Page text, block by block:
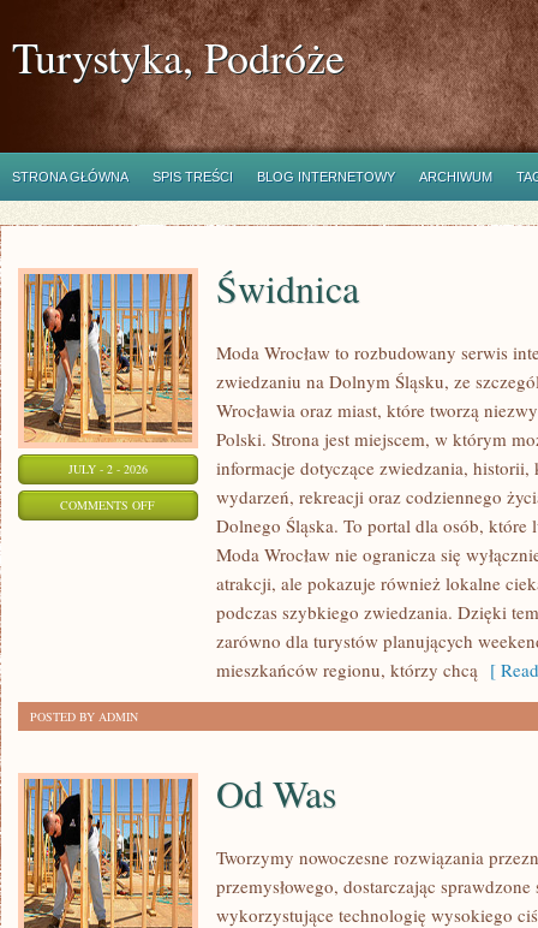
Turystyka, Podróże
STRONA GŁÓWNA SPIS TREŚCI BLOG INTERNETOWY ARCHIWUM
JULY - 2 - 2026
COMMENTS OFFON
Świdnica
Moda Wrocław to rozbudowany serwis
zwiedzaniu na Dolnym Śląsku, ze
Wrocławia oraz miast, które tworzą
Polski. Strona jest miejscem, w którym
informacje dotyczące zwiedzania,
wydarzeń, rekreacji oraz codziennego
Dolnego Śląska. To portal dla osób, które
Moda Wrocław nie ogranicza się
atrakcji, ale pokazuje również lokalne
podczas szybkiego zwiedzania. Dzięki
zarówno dla turystów planujących
mieszkańców regionu, którzy chcą [
POSTED BY ADMIN
Od Was
Tworzymy nowoczesne rozwiązania
przemysłowego, dostarczając
wykorzystujące technologię wysokiego